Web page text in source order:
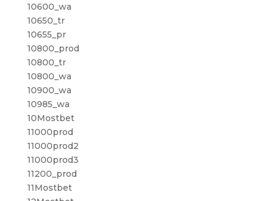
10600_wa
10650_tr
10655_pr
10800_prod
10800_tr
10800_wa
10900_wa
10985_wa
10Mostbet
11000prod
11000prod2
11000prod3
11200_prod
11Mostbet